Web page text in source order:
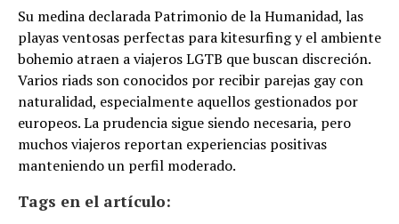
Su medina declarada Patrimonio de la Humanidad, las
playas ventosas perfectas para kitesurfing y el ambiente
bohemio atraen a viajeros LGTB que buscan discreción.
Varios riads son conocidos por recibir parejas gay con
naturalidad, especialmente aquellos gestionados por
europeos. La prudencia sigue siendo necesaria, pero
muchos viajeros reportan experiencias positivas
manteniendo un perfil moderado.
Tags en el artículo: